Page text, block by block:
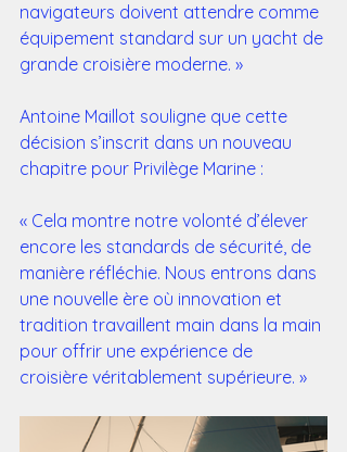
navigateurs doivent attendre comme
équipement standard sur un yacht de
grande croisière moderne. »
Antoine Maillot souligne que cette
décision s’inscrit dans un nouveau
chapitre pour Privilège Marine :
« Cela montre notre volonté d’élever
encore les standards de sécurité, de
manière réfléchie. Nous entrons dans
une nouvelle ère où innovation et
tradition travaillent main dans la main
pour offrir une expérience de
croisière véritablement supérieure. »